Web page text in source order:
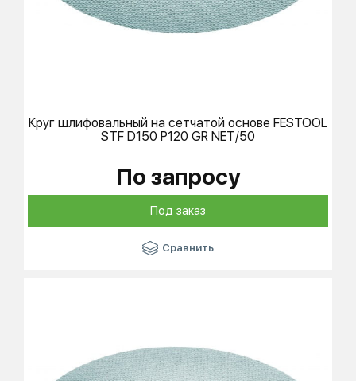
Круг шлифовальный на сетчатой основе FESTOOL
STF D150 P120 GR NET/50
По запросу
Под заказ
Сравнить